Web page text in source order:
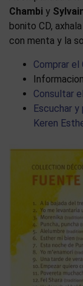
Chambi y
bonito CD,
con menta y la
Comprar el
Consultar
Escuchar
Keren